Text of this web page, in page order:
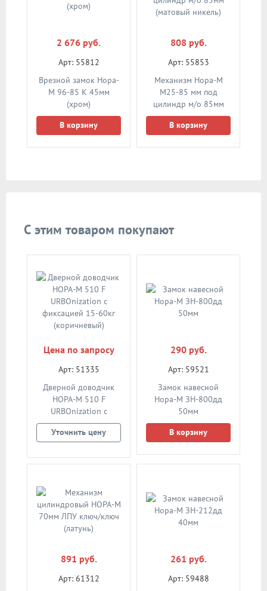
2 676 руб.
Арт: 55812
Врезной замок Нора-
М 96-85 К 45мм
(хром)
В корзину
808 руб.
Арт: 55853
Механизм Нора-М
M25-85 мм под
цилиндр м/о 85мм
(матовый никель)
В корзину
С этим товаром покупают
Цена по запросу
Арт: 51335
Дверной доводчик
НОРА-M 510 F
URBOnization с
фиксацией 15-60кг
(коричневый)
Уточнить цену
290 руб.
Арт: 59521
Замок навесной
Нора-М ЗН-800дд
50мм
В корзину
891 руб.
Арт: 61312
261 руб.
Арт: 59488